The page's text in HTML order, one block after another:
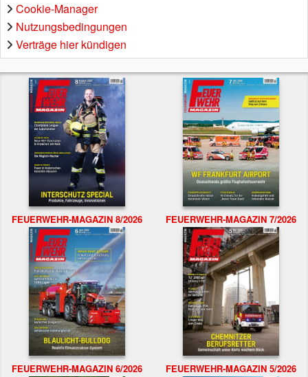
Cookie-Manager
Nutzungsbedingungen
Verträge hier kündigen
FEUERWEHR-MAGAZIN 8/2026 FEUERWEHR-MAGAZIN 7/2026
FEUERWEHR-MAGAZIN 6/2026 FEUERWEHR-MAGAZIN 5/2026